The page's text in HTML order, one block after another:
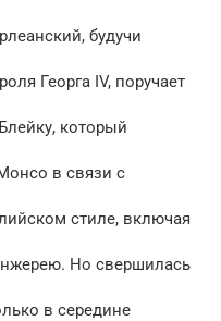
будучи
Георга IV, поручает
который
в связи с
стиле, включая
Hо свершилась
в середине